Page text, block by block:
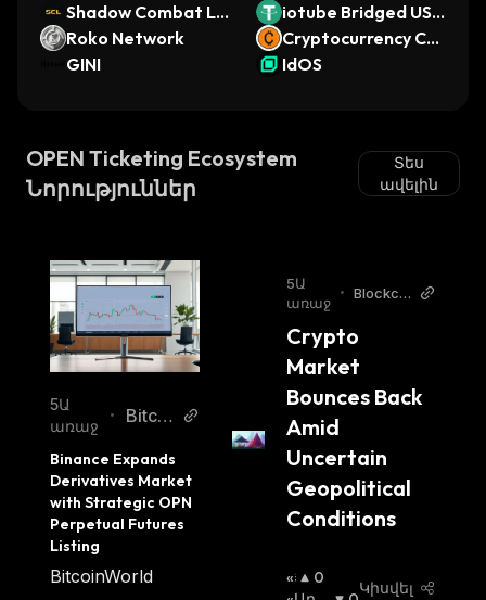
Shadow Combat Le
ague
iotube Bridged USD
T (IoTeX)
Roko Network
Cryptocurrency Coi
n
GINI IdOS
OPEN Ticketing Ecosystem
Նորություններ
Տես
ավելին
5Ա
առաջ
•
Bitcoi
ld
Binance Expands
Derivatives Market
with Strategic OPN
Perpetual Futures
Listing
BitcoinWorld
5Ա
առաջ
• Blockch
rter
Crypto
Market
Bounces Back
Amid
Uncertain
Geopolitical
Conditions
«Ց 0
Կիսվել